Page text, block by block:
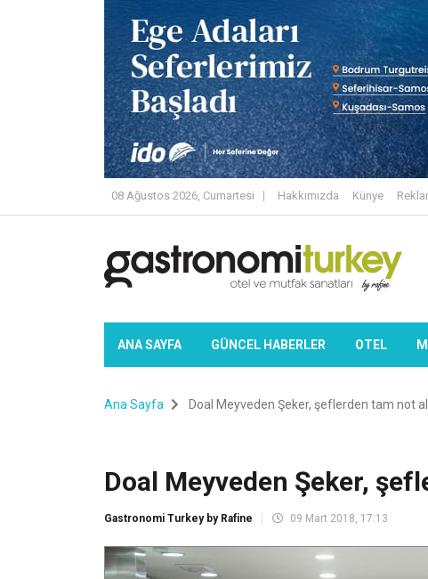
08 Ağustos 2026, Cumartesi Hakkımızda Künye
ANA SAYFA GÜNCEL HABERLER OTEL
Ana Sayfa Doal Meyveden Şeker, şeflerden tam not
Doal Meyveden Şeker,
Gastronomi Turkey by Rafine 09 Mart 2018, 17:13